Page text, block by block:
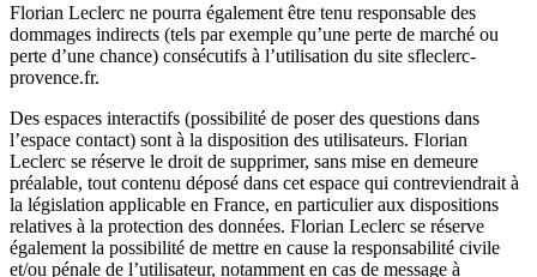
Florian Leclerc ne pourra également être tenu responsable des
dommages indirects (tels par exemple qu’une perte de marché ou
perte d’une chance) consécutifs à l’utilisation du site sfleclerc-
provence.fr.
Des espaces interactifs (possibilité de poser des questions dans
l’espace contact) sont à la disposition des utilisateurs. Florian
Leclerc se réserve le droit de supprimer, sans mise en demeure
préalable, tout contenu déposé dans cet espace qui contreviendrait à
la législation applicable en France, en particulier aux dispositions
relatives à la protection des données. Florian Leclerc se réserve
également la possibilité de mettre en cause la responsabilité civile
et/ou pénale de l’utilisateur, notamment en cas de message à